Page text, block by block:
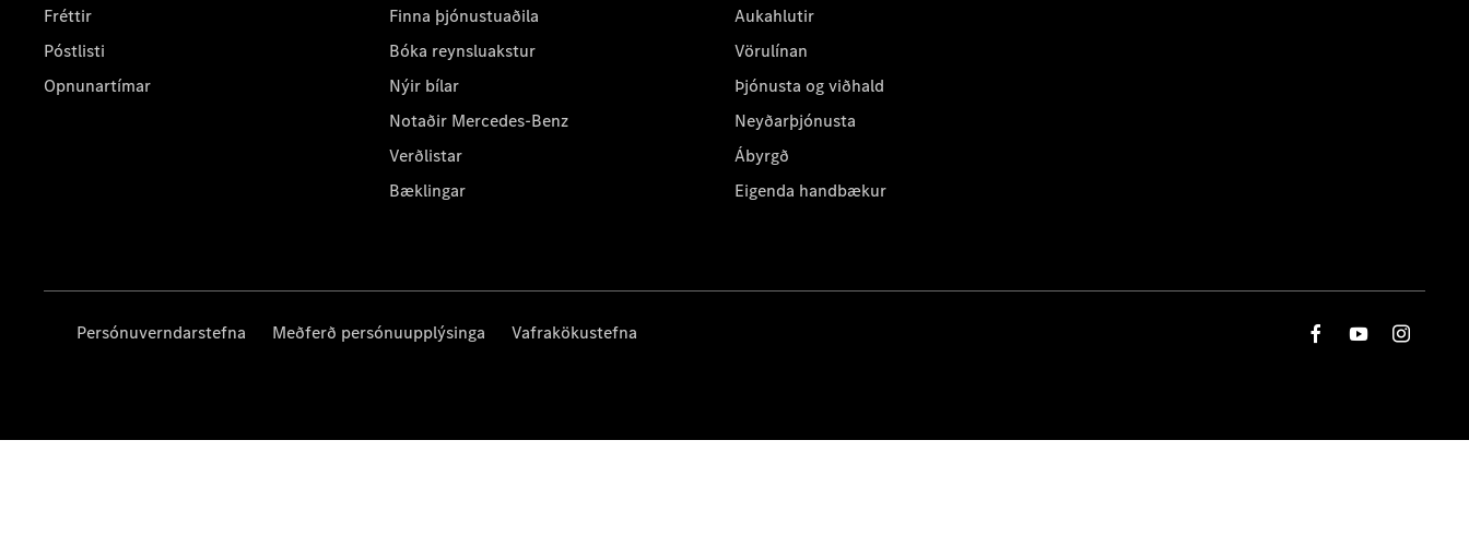
Fréttir
Póstlisti
Opnunartímar
Finna þjónustuaðila
Bóka reynsluakstur
Nýir bílar
Notaðir Mercedes-Benz
Verðlistar
Bæklingar
Aukahlutir
Vörulínan
Þjónusta og viðhald
Neyðarþjónusta
Ábyrgð
Eigenda handbækur
Persónuverndarstefna Meðferð persónuupplýsinga Vafrakökustefna